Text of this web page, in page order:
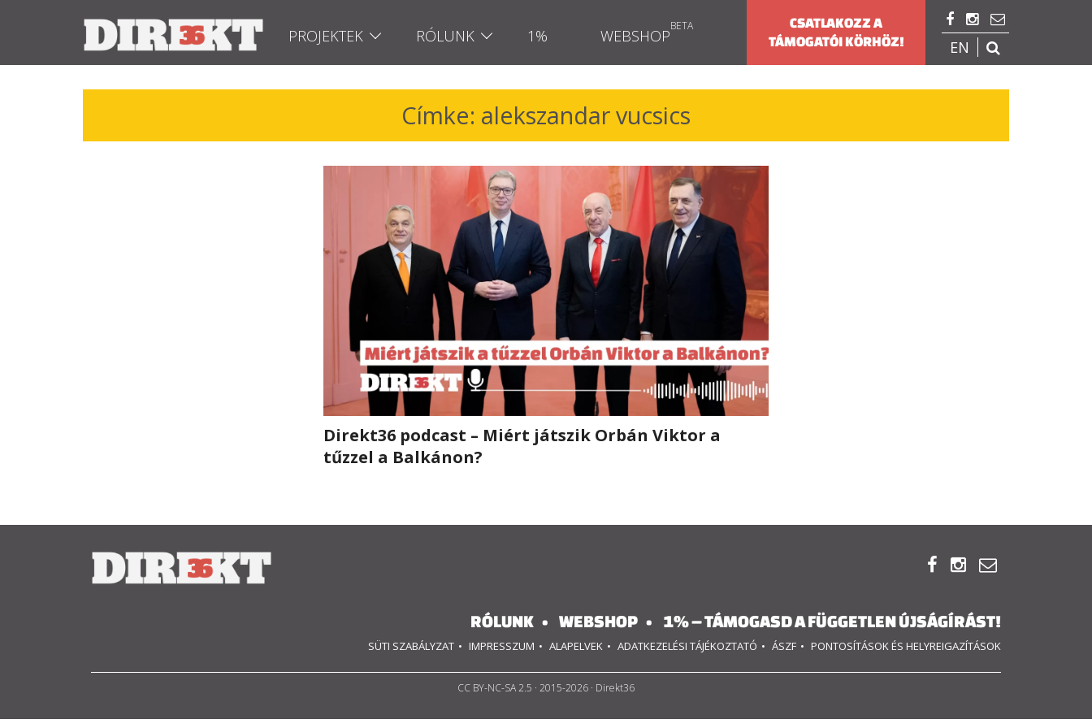
PROJEKTEK RÓLUNK 1% WEBSHOP
  
EN 
CSATLAKOZZ A
TÁMOGATÓI KÖRHÖZ!
Címke: alekszandar vucsics
Direkt36 podcast – Miért játszik Orbán Viktor a
tűzzel a Balkánon?
  
RÓLUNK WEBSHOP 1% – TÁMOGASD A FÜGGETLEN ÚJSÁGÍRÁST!
SÜTI SZABÁLYZAT IMPRESSZUM ALAPELVEK ADATKEZELÉSI TÁJÉKOZTATÓ ÁSZF PONTOSÍTÁSOK ÉS HELYREIGAZÍTÁSOK
CC BY-NC-SA 2.5 · 2015-2026 · Direkt36